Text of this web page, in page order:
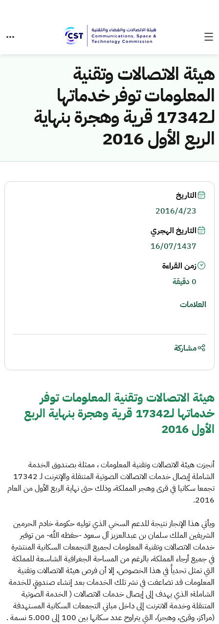
هيئة الاتصالات وتقنية
المعلومات توفر خدماتها
لـ17342 قرية وهجرة بنهاية
الربع الأول 2016
هيئة الاتصالات وتقنية المعلومات توفر
خدماتها لـ17342 قرية وهجرة بنهاية الربع
الأول 2016
أنجزت هيئة الاتصالات وتقنية المعلومات ، ممثلة بصندوق الخدمة
الشاملة إيصال خدمات الاتصالات الصوتية المتنقلة والإنترنت لـ 17342
تجمعا سكانيا في قرى وهجر المملكة، وذلك حتى نهاية الربع الأول من العام
2016.
ويأتي هذا الإنجاز نتيجة للدعم السخي الذي توليه حكومة خادم الحرمين
الشريفين الملك سلمان بن عبدالعزيز آل سعود -حفظه الله- من توفير
خدمات الاتصالات وتقنية المعلومات لجميع التجمعات السكانية المنتشرة
في جميع أرجاء المملكة، بالرغم من المساحة الجغرافية الشاسعة للمملكة
التي تمثل تحدياً في هذا الخصوص، إلا أن فرص هيئة الاتصالات وتقنية
المعلومات قد تضاعفت في نشر تلك الخدمات بعد إنشاء صندوقٍ للخدمة
الشاملة؛ الذي يهدف إلى إيصال خدمات الاتصالات ( الخدمة الصوتية
المتنقلة وخدمة الانترنت إلى داخل مباني التجمعات السكانية المستهدفة
(مراكز، وقرى، وهجر)، التي يتراوح عدد سكانها بين 100 إلى 5.000 نسمة .
التاريخ
2016/4/23
التاريخ الهجري
16/07/1437
زمن القراءة
0 دقيقة
العلامات
مشاركة